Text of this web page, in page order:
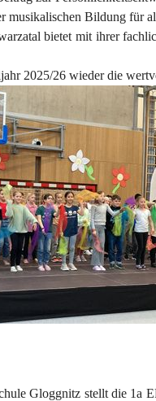
musikalischen Bildung für
bietet mit ihrer
2025/26 wieder die
Gloggnitz stellt die 1a